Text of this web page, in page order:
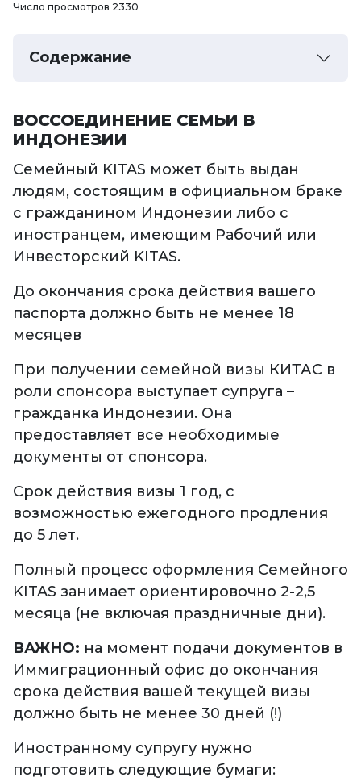
Число просмотров 2330
Содержание
ВОССОЕДИНЕНИЕ СЕМЬИ В
ИНДОНЕЗИИ
Семейный KITAS может быть выдан
людям, состоящим в официальном браке
с гражданином Индонезии либо с
иностранцем, имеющим Рабочий или
Инвесторский KITAS.
До окончания срока действия вашего
паспорта должно быть не менее 18
месяцев
При получении семейной визы КИТАС в
роли спонсора выступает супруга –
гражданка Индонезии. Она
предоставляет все необходимые
документы от спонсора.
Срок действия визы 1 год, с
возможностью ежегодного продления
до 5 лет.
Полный процесс оформления Семейного
KITAS занимает ориентировочно 2-2,5
месяца (не включая праздничные дни).
ВАЖНО: на момент подачи документов в
Иммиграционный офис до окончания
срока действия вашей текущей визы
должно быть не менее 30 дней (!)
Иностранному супругу нужно
подготовить следующие бумаги: